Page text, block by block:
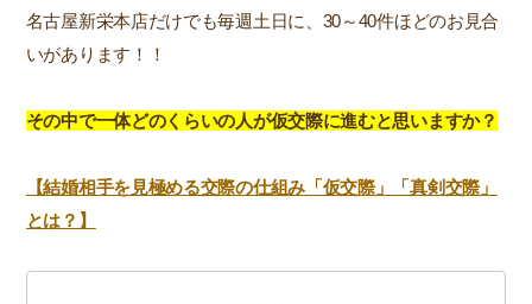
名古屋新栄本店だけでも毎週土日に、30～40件ほどのお見合
いがあります！！
その中で一体どのくらいの人が仮交際に進むと思いますか？
【結婚相手を見極める交際の仕組み「仮交際」「真剣交際」
とは？】